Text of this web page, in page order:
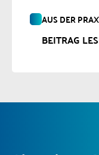
AUS DER
BEITRAG